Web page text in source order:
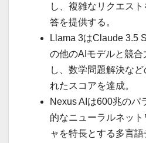
し、複雑なリクエス
答を提供する。
Llama 3はClaude 3.5
の他のAIモデルと競
し、数学問題解決な
れたスコアを達成。
Nexus AIは600兆のパ
的なニューラルネッ
ャを特長とする多言語